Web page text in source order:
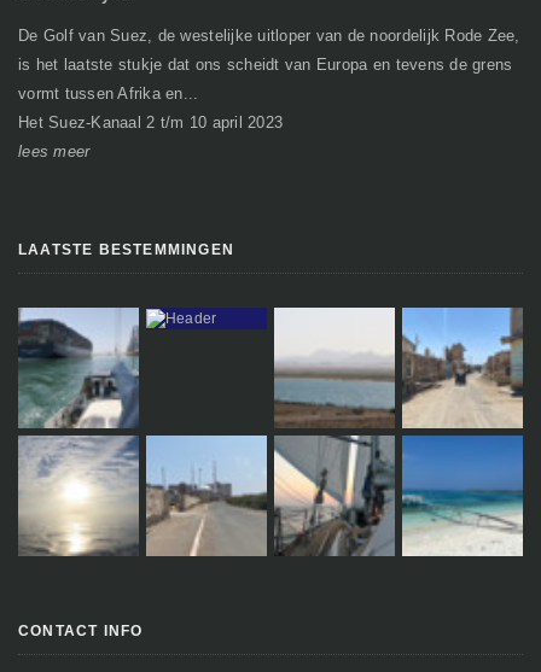
De Golf van Suez, de westelijke uitloper van de noordelijk Rode Zee,
is het laatste stukje dat ons scheidt van Europa en tevens de grens
vormt tussen Afrika en...
Het Suez-Kanaal 2 t/m 10 april 2023
lees meer
LAATSTE BESTEMMINGEN
CONTACT INFO